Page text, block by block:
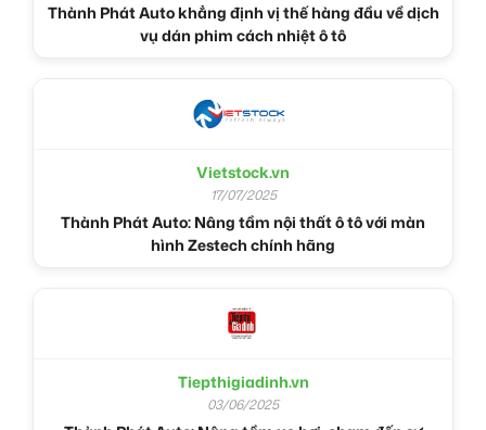
Thành Phát Auto khẳng định vị thế hàng đầu về dịch
vụ dán phim cách nhiệt ô tô
Vietstock.vn
17/07/2025
Thành Phát Auto: Nâng tầm nội thất ô tô với màn
hình Zestech chính hãng
Tiepthigiadinh.vn
03/06/2025